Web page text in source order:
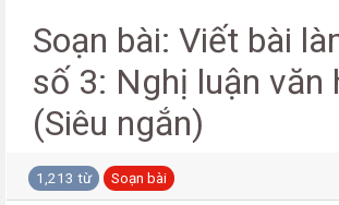
Soạn bài: Viết bài
số 3: Nghị luận văn
(Siêu ngắn)
1,213 từ Soạn bài